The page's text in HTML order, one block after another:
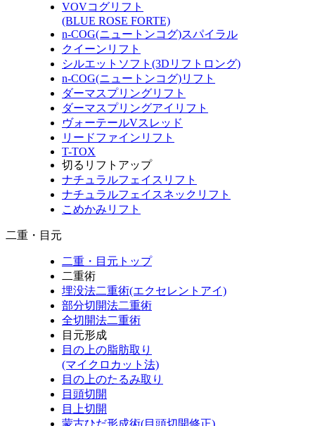
VOVコグリフト
(BLUE ROSE FORTE)
n-COG(ニュートンコグ)スパイラル
クイーンリフト
シルエットソフト(3Dリフトロング)
n-COG(ニュートンコグ)リフト
ダーマスプリングリフト
ダーマスプリングアイリフト
ヴォーテールVスレッド
リードファインリフト
T-TOX
切るリフトアップ
ナチュラルフェイスリフト
ナチュラルフェイスネックリフト
こめかみリフト
二重・目元
二重・目元トップ
二重術
埋没法二重術(エクセレントアイ)
部分切開法二重術
全切開法二重術
目元形成
目の上の脂肪取り
(マイクロカット法)
目の上のたるみ取り
目頭切開
目上切開